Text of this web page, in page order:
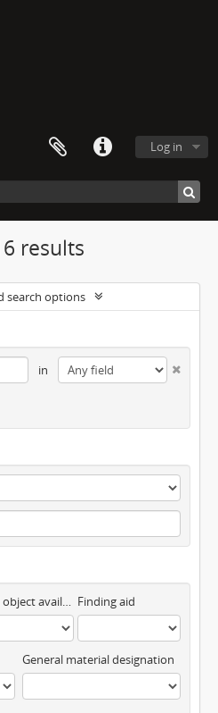
Log in
results
search options
in
Digital object available Finding aid
General material designation